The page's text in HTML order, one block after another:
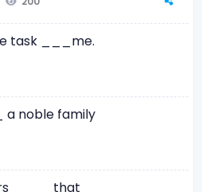
task ___me.
a noble family
____that